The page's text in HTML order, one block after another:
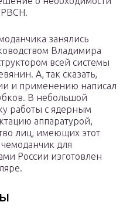
РВСН.
занялись
Владимира
всей системы
А, так сказать,
и применению написал
В небольшой
работы с ядерным
аппаратурой,
лиц, имеющих этот
чемоданчик для
России изготовлен